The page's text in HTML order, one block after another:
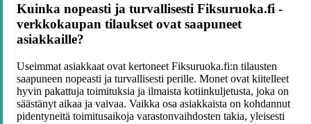
Kuinka nopeasti ja turvallisesti Fiksuruoka.fi -
verkkokaupan tilaukset ovat saapuneet
asiakkaille?
Useimmat asiakkaat ovat kertoneet Fiksuruoka.fi:n tilausten
saapuneen nopeasti ja turvallisesti perille. Monet ovat kiitelleet
hyvin pakattuja toimituksia ja ilmaista kotiinkuljetusta, joka on
säästänyt aikaa ja vaivaa. Vaikka osa asiakkaista on kohdannut
pidentyneitä toimitusaikoja varastonvaihdosten takia, yleisesti